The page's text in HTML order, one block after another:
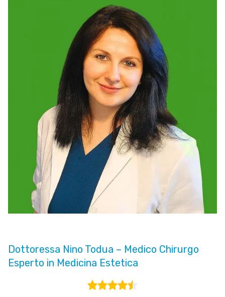
Dottoressa Nino Todua – Medico Chirurgo
Esperto in Medicina Estetica